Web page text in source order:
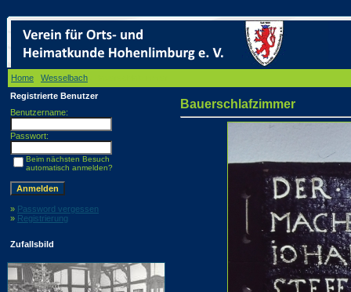
Home Wesselbach
Registrierte Benutzer
Benutzername:
Passwort:
Beim nächsten Besuch
automatisch anmelden?
» Password vergessen
» Registrierung
Zufallsbild
Bauerschlafzimmer